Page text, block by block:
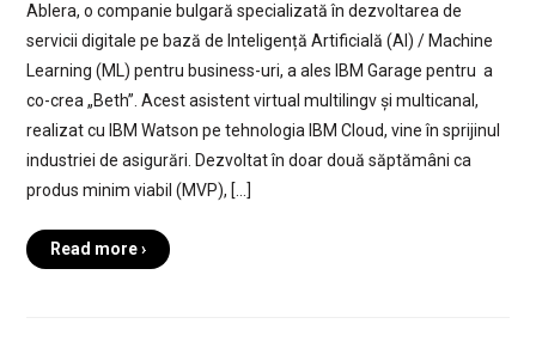
Ablera, o companie bulgară specializată în dezvoltarea de
servicii digitale pe bază de Inteligență Artificială (AI) / Machine
Learning (ML) pentru business-uri, a ales IBM Garage pentru a
co-crea „Beth”. Acest asistent virtual multilingv și multicanal,
realizat cu IBM Watson pe tehnologia IBM Cloud, vine în sprijinul
industriei de asigurări. Dezvoltat în doar două săptămâni ca
produs minim viabil (MVP), […]
Read more ›